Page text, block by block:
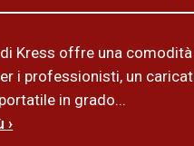
di Kress offre una
i professionisti, un
in grado...
›